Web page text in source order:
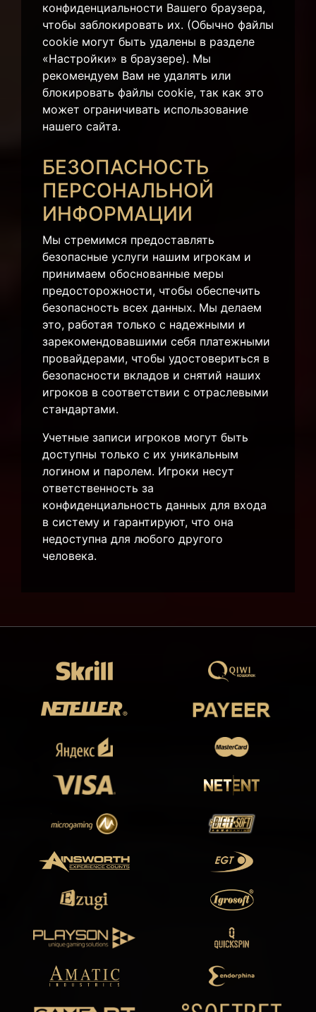
конфиденциальности Вашего браузера,
чтобы заблокировать их. (Обычно файлы
cookie могут быть удалены в разделе
«Настройки» в браузере). Мы
рекомендуем Вам не удалять или
блокировать файлы cookie, так как это
может ограничивать использование
нашего сайта.
БЕЗОПАСНОСТЬ
ПЕРСОНАЛЬНОЙ
ИНФОРМАЦИИ
Мы стремимся предоставлять
безопасные услуги нашим игрокам и
принимаем обоснованные меры
предосторожности, чтобы обеспечить
безопасность всех данных. Мы делаем
это, работая только с надежными и
зарекомендовавшими себя платежными
провайдерами, чтобы удостовериться в
безопасности вкладов и снятий наших
игроков в соответствии с отраслевыми
стандартами.
Учетные записи игроков могут быть
доступны только с их уникальным
логином и паролем. Игроки несут
ответственность за
конфиденциальность данных для входа
в систему и гарантируют, что она
недоступна для любого другого
человека.